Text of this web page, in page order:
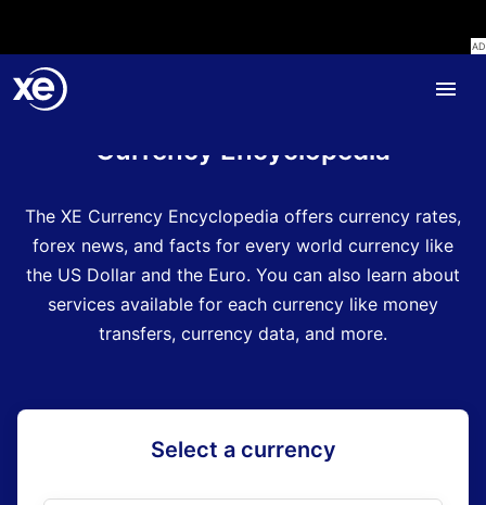
Currency Encyclopedia
The XE Currency Encyclopedia offers currency rates,
forex news, and facts for every world currency like
the US Dollar and the Euro. You can also learn about
services available for each currency like money
transfers, currency data, and more.
Select a currency